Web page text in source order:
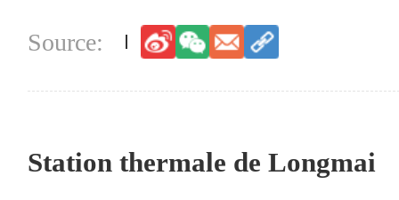
Station thermale de Longmai